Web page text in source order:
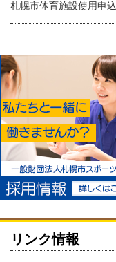
札幌市体育施設使用申
リンク情報